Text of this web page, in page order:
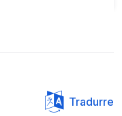
Tradurre